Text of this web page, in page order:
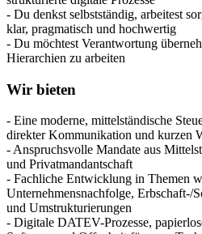
- Du denkst selbstständig, arbeitest
klar, pragmatisch und hochwertig
- Du möchtest Verantwortung
Hierarchien zu arbeiten
Wir bieten
- Eine moderne, mittelständische
direkter Kommunikation und kurzen
- Anspruchsvolle Mandate aus
und Privatmandantschaft
- Fachliche Entwicklung in Themen
Unternehmensnachfolge, Erbschaft-/
und Umstrukturierungen
- Digitale DATEV-Prozesse,